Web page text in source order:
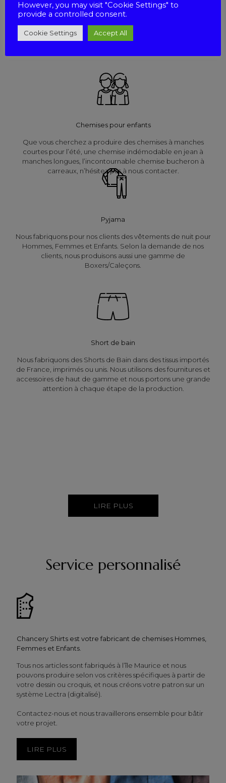
Nous réalisons des chemisiers dans des formes classiques ou
Voile de coton, la Viscose, le Polyester, le Lin Imprimé et le
Coton Imprimé.
Chemises pour enfants
Que vous cherchez a produire des chemises à manches
courtes pour l’été, une chemise indémodable en jean à
manches longues, l’incontournable chemise bucheron à
carreaux, n’hésitez pas à nous contacter.
Pyjama
Nous fabriquons pour nos clients des vêtements de nuit pour
Hommes, Femmes et Enfants. Selon la demande de nos
clients, nous produisons aussi une gamme de
Boxers/Caleçons.
Short de bain
Nous fabriquons des Shorts de Bain dans des tissus importés
de France, imprimés ou unis. Nous utilisons des fournitures et
accessoires de haut de gamme et nous portons une grande
attention à chaque étape de la production.
LIRE PLUS
Service personnalisé
Chancery Shirts est votre fabricant de chemises Hommes,
Femmes et Enfants.
Tous nos articles sont fabriqués à l’île Maurice et nous
pouvons produire selon vos critères spécifiques à partir de
votre dessin ou croquis, et nous créons votre patron sur un
système Lectra (digitalisé).
Contactez-nous et nous travaillerons ensemble pour bâtir
votre projet.
LIRE PLUS
However, you may visit "Cookie Settings" to
provide a controlled consent.
Cookie Settings Accept All